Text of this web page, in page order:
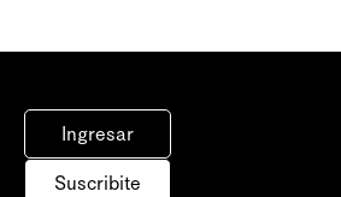
Ingresar
Suscribite